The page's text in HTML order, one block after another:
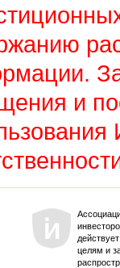
и
целям и